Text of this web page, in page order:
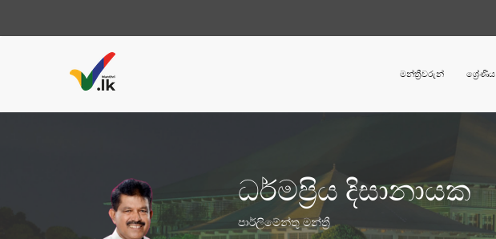
මන්ත්‍රීවරුන් ශ්‍රේණිය
ධර්මප්‍රිය දිසානායක
පාර්ලිමේන්තු මන්ත්‍රී